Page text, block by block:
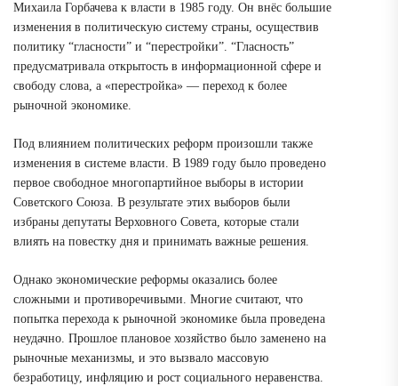
Михаила Горбачева к власти в 1985 году. Он внёс большие
изменения в политическую систему страны, осуществив
политику “гласности” и “перестройки”. “Гласность”
предусматривала открытость в информационной сфере и
свободу слова, а «перестройка» — переход к более
рыночной экономике.
Под влиянием политических реформ произошли также
изменения в системе власти. В 1989 году было проведено
первое свободное многопартийное выборы в истории
Советского Союза. В результате этих выборов были
избраны депутаты Верховного Совета, которые стали
влиять на повестку дня и принимать важные решения.
Однако экономические реформы оказались более
сложными и противоречивыми. Многие считают, что
попытка перехода к рыночной экономике была проведена
неудачно. Прошлое плановое хозяйство было заменено на
рыночные механизмы, и это вызвало массовую
безработицу, инфляцию и рост социального неравенства.